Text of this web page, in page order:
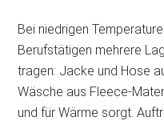
Bei niedrigen
Berufstätigen mehrere
tragen: Jacke und Hose
Wäsche aus Fleece-
und für Wärme sorgt.